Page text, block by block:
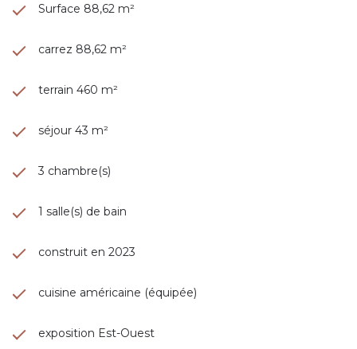
Surface 88,62 m²
carrez 88,62 m²
terrain 460 m²
séjour 43 m²
3 chambre(s)
1 salle(s) de bain
construit en 2023
cuisine américaine (équipée)
exposition Est-Ouest